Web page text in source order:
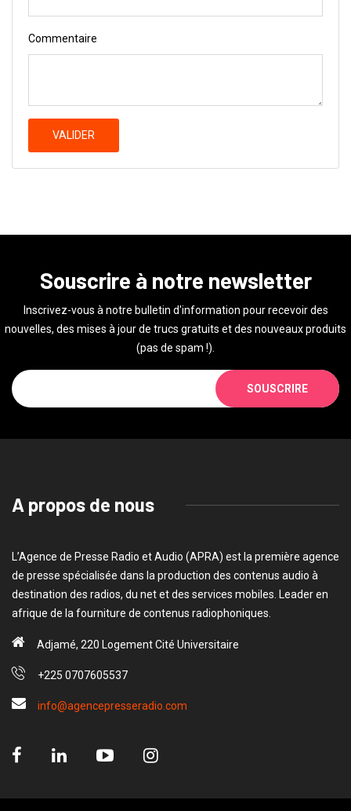
Commentaire
VALIDER
Souscrire à notre newsletter
Inscrivez-vous à notre bulletin d'information pour recevoir des
nouvelles, des mises à jour de trucs gratuits et des nouveaux produits
(pas de spam !).
SOUSCRIRE
A propos de nous
L’Agence de Presse Radio et Audio (APRA) est la première agence
de presse spécialisée dans la production des contenus audio à
destination des radios, du net et des services mobiles. Leader en
afrique de la fourniture de contenus radiophoniques.
Adjamé, 220 Logement Cité Universitaire
+225 0707605537
info@agencepresseradio.com